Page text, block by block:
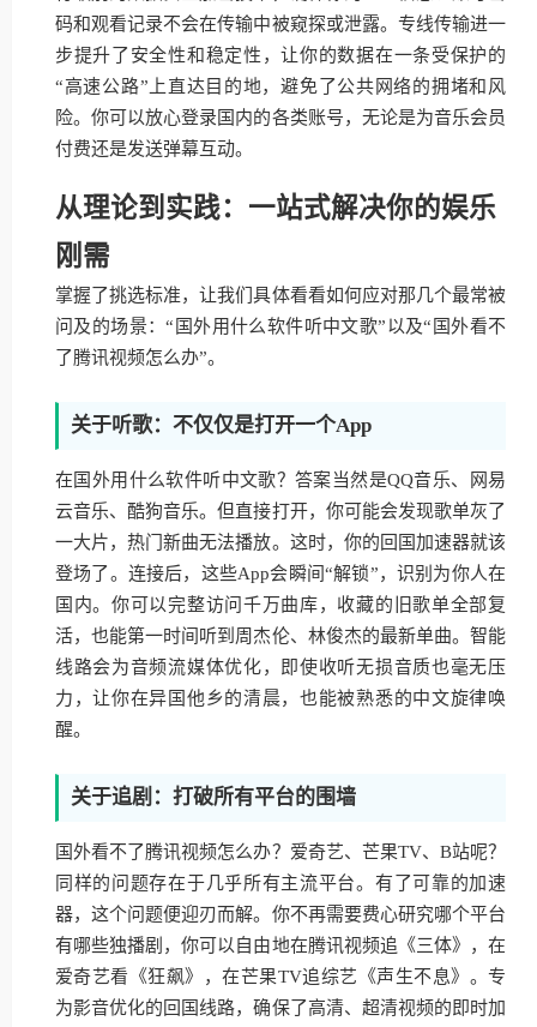
码和观看记录不会在传输中被窥探或泄露。专线传输进一
步提升了安全性和稳定性，让你的数据在一条受保护的
“高速公路”上直达目的地，避免了公共网络的拥堵和风
险。你可以放心登录国内的各类账号，无论是为音乐会员
付费还是发送弹幕互动。
从理论到实践：一站式解决你的娱乐
刚需
掌握了挑选标准，让我们具体看看如何应对那几个最常被
问及的场景：“国外用什么软件听中文歌”以及“国外看不
了腾讯视频怎么办”。
关于听歌：不仅仅是打开一个App
在国外用什么软件听中文歌？答案当然是QQ音乐、网易
云音乐、酷狗音乐。但直接打开，你可能会发现歌单灰了
一大片，热门新曲无法播放。这时，你的回国加速器就该
登场了。连接后，这些App会瞬间“解锁”，识别为你人在
国内。你可以完整访问千万曲库，收藏的旧歌单全部复
活，也能第一时间听到周杰伦、林俊杰的最新单曲。智能
线路会为音频流媒体优化，即使收听无损音质也毫无压
力，让你在异国他乡的清晨，也能被熟悉的中文旋律唤
醒。
关于追剧：打破所有平台的围墙
国外看不了腾讯视频怎么办？爱奇艺、芒果TV、B站呢？
同样的问题存在于几乎所有主流平台。有了可靠的加速
器，这个问题便迎刃而解。你不再需要费心研究哪个平台
有哪些独播剧，你可以自由地在腾讯视频追《三体》，在
爱奇艺看《狂飙》，在芒果TV追综艺《声生不息》。专
为影音优化的回国线路，确保了高清、超清视频的即时加